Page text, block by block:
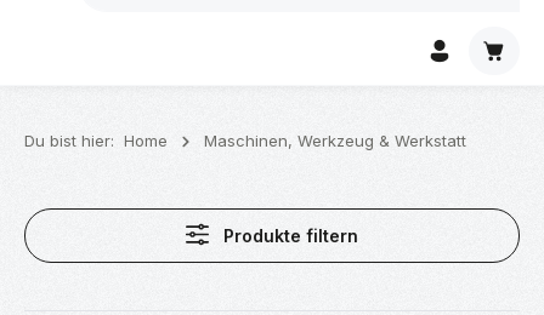
Du bist hier: Home Maschinen, Werkzeug & Werkstatt
Produkte filtern